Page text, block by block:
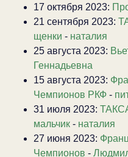
17 октября 2023:
21 сентября 2023:
щенки - наталия
25 августа 2023:
Геннадьевна
15 августа 2023:
Чемпионов РКФ -
31 июля 2023:
мальчик - наталия
27 июня 2023:
Чемпионов -